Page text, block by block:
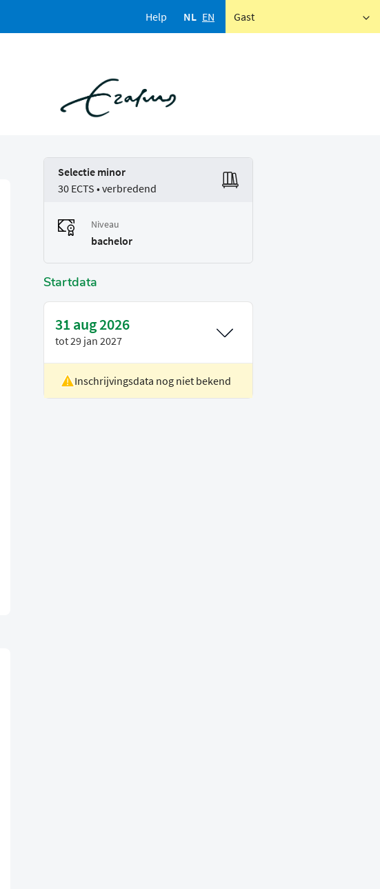
Help NL EN Gast
Selectie minor
30 ECTS • verbredend
Niveau
bachelor
Startdata
31 aug 2026
tot29 jan 2027
Locatie
Rotterdam
Inschrijvingsdata nog niet bekend